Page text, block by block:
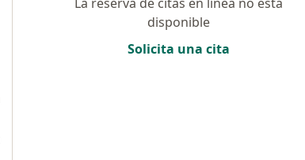
disponible
Solicita una cita